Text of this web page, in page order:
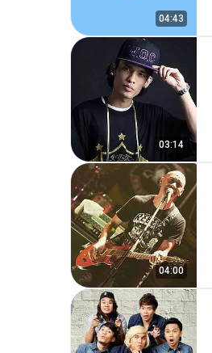
04:43
03:14
04:00